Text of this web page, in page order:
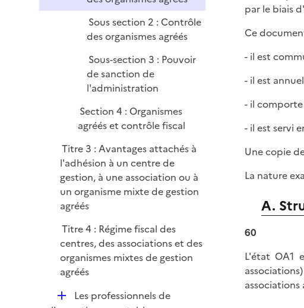
Sous section 2 : Contrôle
des organismes agréés
Sous-section 3 : Pouvoir
de sanction de
l'administration
Section 4 : Organismes
agréés et contrôle fiscal
Titre 3 : Avantages attachés à
l'adhésion à un centre de
gestion, à une association ou à
un organisme mixte de gestion
agréés
Titre 4 : Régime fiscal des
centres, des associations et des
organismes mixtes de gestion
agréés
DLes professionnels de
par le biais
Ce
- il est
- il est
- il comporte
- il est servi
Une copie
La nature
A.
60
L'état OA1
associations